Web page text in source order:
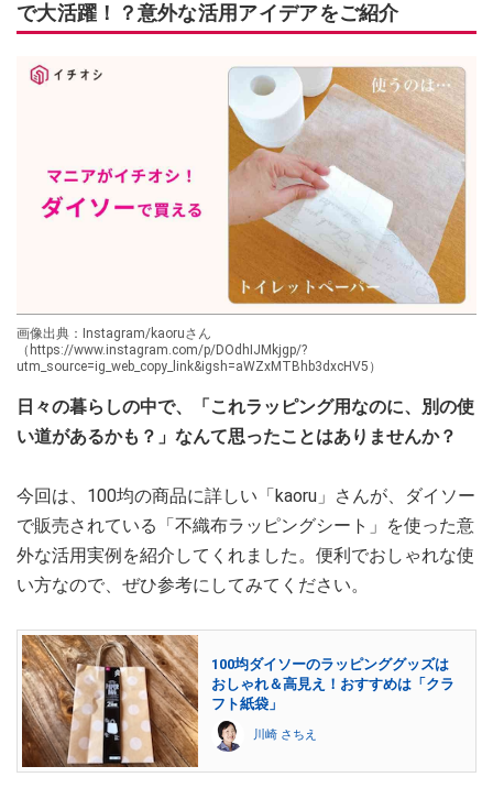
で大活躍！？意外な活用アイデアをご紹介
画像出典：Instagram/kaoruさん
（https://www.instagram.com/p/DOdhIJMkjgp/?
utm_source=ig_web_copy_link&igsh=aWZxMTBhb3dxcHV5）
日々の暮らしの中で、「これラッピング用なのに、別の使
い道があるかも？」なんて思ったことはありませんか？
今回は、100均の商品に詳しい「kaoru」さんが、ダイソー
で販売されている「不織布ラッピングシート」を使った意
外な活用実例を紹介してくれました。便利でおしゃれな使
い方なので、ぜひ参考にしてみてください。
100均ダイソーのラッピンググッズは
おしゃれ＆高見え！おすすめは「クラ
フト紙袋」
川崎 さちえ